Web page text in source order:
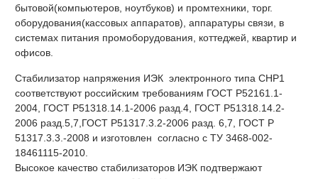
бытовой(компьютеров, ноутбуков) и промтехники, торг.
оборудования(кассовых аппаратов), аппаратуры связи, в
системах питания промоборудования, коттеджей, квартир и
офисов.
Стабилизатор напряжения ИЭК электронного типа СНР1
соответствуют российским требованиям ГОСТ Р52161.1-
2004, ГОСТ Р51318.14.1-2006 разд.4, ГОСТ Р51318.14.2-
2006 разд.5,7,ГОСТ Р51317.3.2-2006 разд. 6,7, ГОСТ Р
51317.3.3.-2008 и изготовлен согласно с ТУ 3468-002-
18461115-2010.
Высокое качество стабилизаторов ИЭК подтвержают